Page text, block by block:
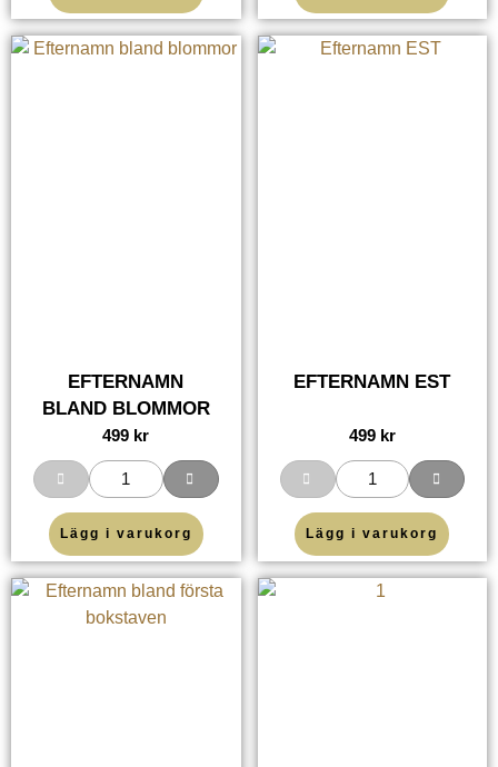
EFTERNAMN
BLAND BLOMMOR
499 kr
Lägg i varukorg
EFTERNAMN EST
499 kr
Lägg i varukorg